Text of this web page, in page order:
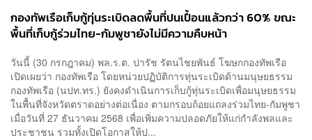
กองทัพเรือเก็บกู้ทุ่นระเบิดลดพื้นที่ปนเปื้อนแล้วกว่า 60% ขณะ
พื้นที่เก็บกู้ร่วมไทย-กัมพูชายังไม่มีความคืบหน้า
วันนี้ (30 กรกฎาคม) พล.ร.ต. ปารัช รัตนไชยพันธ์ โฆษกกองทัพเรือ
เปิดเผยว่า กองทัพเรือ โดยหน่วยปฏิบัติการทุ่นระเบิดด้านมนุษยธรรม
กองทัพเรือ (นปท.ทร.) ยังคงดำเนินการเก็บกู้ทุ่นระเบิดเพื่อมนุษยธรรม
ในพื้นที่จังหวัดตราดอย่างต่อเนื่อง ตามกรอบถ้อยแถลงร่วมไทย-กัมพูชา
เมื่อวันที่ 27 ธันวาคม 2568 เพื่อเพิ่มความปลอดภัยให้แก่กำลังพลและ
ประชาชน รวมทั้งเปิดโอกาสให้ป...